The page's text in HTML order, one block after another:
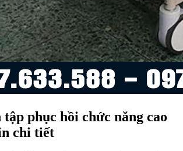
phục hồi chức năng cao
chi tiết